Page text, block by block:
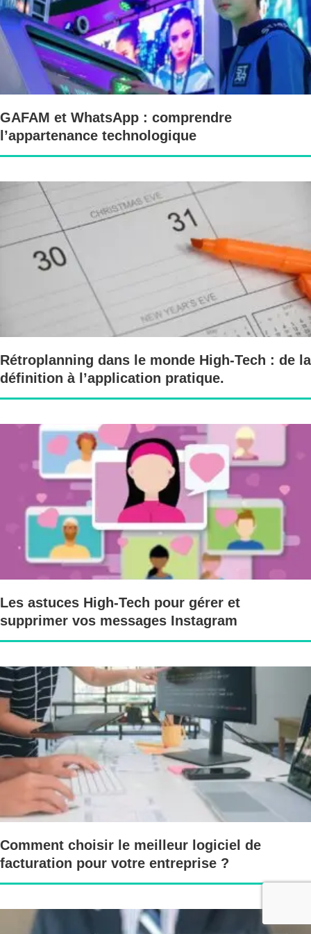
GAFAM et WhatsApp : comprendre
l’appartenance technologique
Rétroplanning dans le monde High-Tech : de la
définition à l’application pratique.
Les astuces High-Tech pour gérer et
supprimer vos messages Instagram
Comment choisir le meilleur logiciel de
facturation pour votre entreprise ?